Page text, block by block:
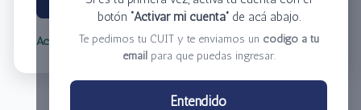
botón “Activar mi cuenta”de acá abajo.
Te pedimos tu CUIT y te enviamos un código a tu
email para que puedas ingresar.
Entendido
Activar mi cuenta Olvidé mi clave
Centro de Distribución El Bacha S.A.